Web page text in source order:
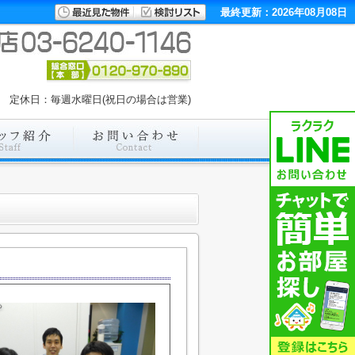
最終更新：2026年08月08日
休日：毎週水曜日(祝日の場合は営業)